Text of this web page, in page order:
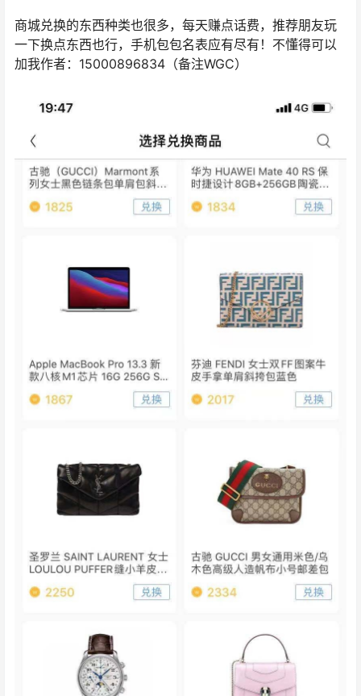
商城兑换的东西种类也很多，每天赚点话费，推荐朋友玩
一下换点东西也行，手机包包名表应有尽有！不懂得可以
加我作者：15000896834（备注WGC）